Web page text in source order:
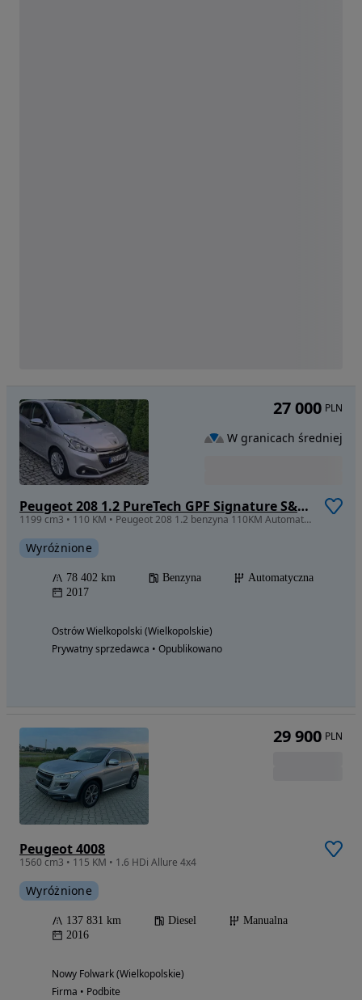
Peugeot 208 1.2 PureTech GPF Signature S&S EAT6
1199 cm3 • 110 KM • Peugeot 208 1.2 benzyna 110KM Automat niski przebieg
Wyróżnione
78 402 km Benzyna
Automatyczna
2017
Ostrów Wielkopolski (Wielkopolskie)
Prywatny sprzedawca • Opublikowano
27 000 PLN
W granicach średniej
Peugeot 4008
1560 cm3 • 115 KM • 1.6 HDi Allure 4x4
Wyróżnione
137 831 km Diesel
Manualna
2016
Nowy Folwark (Wielkopolskie)
Firma • Podbite
29 900 PLN